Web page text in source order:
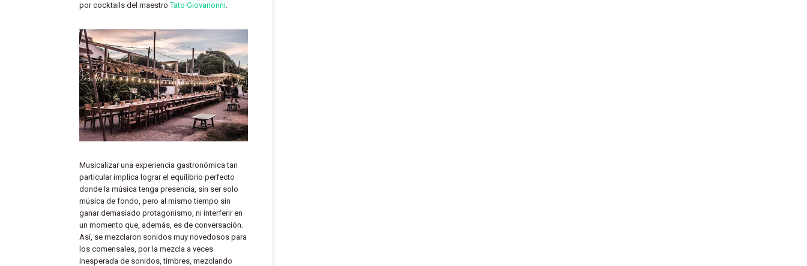
por cocktails del maestroTato Giovanonni.
Musicalizar una experiencia gastronómica tan
particular implica lograr el equilibrio perfecto
donde la música tenga presencia, sin ser solo
música de fondo, pero al mismo tiempo sin
ganar demasiado protagonismo, ni interferir en
un momento que, además, es de conversación.
Así, se mezclaron sonidos muy novedosos para
los comensales, por la mezcla a veces
inesperada de sonidos, timbres, mezclando